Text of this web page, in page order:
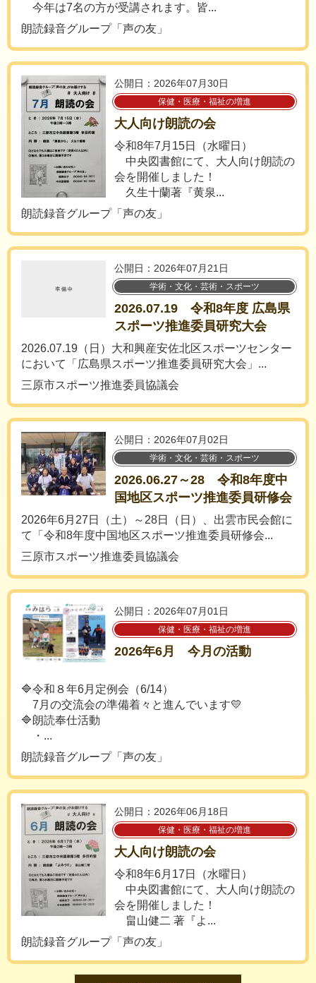
今年は7名の方が受講されます。皆...
朗読録音グループ「声の友」
公開日：2026年07月30日
保健・医療・福祉の増進
大人向け朗読の会
令和8年7月15日（水曜日）
中央図書館にて、大人向け朗読の
会を開催しました！
久生十蘭著『黄泉...
朗読録音グループ「声の友」
公開日：2026年07月21日
学術・文化・芸術・スポーツ
2026.07.19 令和8年度 広島県
スポーツ推進委員研究大会
2026.07.19（日）大和興産安佐北区スポーツセンター
において「広島県スポーツ推進委員研究大会」...
三原市スポーツ推進委員協議会
公開日：2026年07月02日
学術・文化・芸術・スポーツ
2026.06.27～28 令和8年度中
国地区スポーツ推進委員研修会
2026年6月27日（土）～28日（日）、出雲市民会館に
て「令和8年度中国地区スポーツ推進委員研修会...
三原市スポーツ推進委員協議会
公開日：2026年07月01日
保健・医療・福祉の増進
2026年6月 今月の活動
🔷令和８年6月定例会（6/14）
7月の交流会の準備着々と進んでいます💛
🔷朗読奉仕活動
・...
朗読録音グループ「声の友」
公開日：2026年06月18日
保健・医療・福祉の増進
大人向け朗読の会
令和8年6月17日（水曜日）
中央図書館にて、大人向け朗読の
会を開催しました！
畠山健二 著『よ...
朗読録音グループ「声の友」